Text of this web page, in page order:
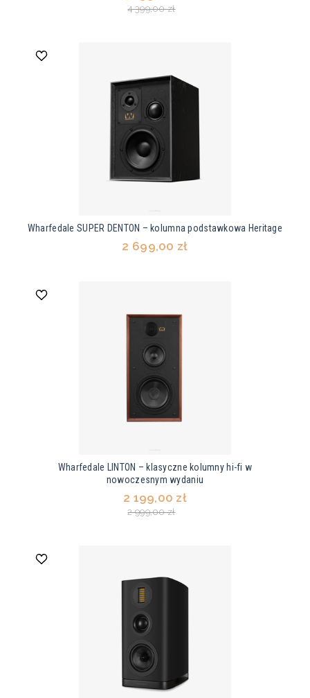
4 399,00 zł
Wharfedale SUPER DENTON – kolumna podstawkowa Heritage
2 699,00 zł
Wharfedale LINTON – klasyczne kolumny hi-fi w
nowoczesnym wydaniu
2 199,00 zł
2 999,00 zł